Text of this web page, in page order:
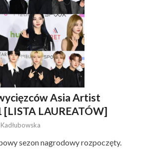
Asia Artist
LAUREATÓW]
sezon nagrodowy rozpoczęty.